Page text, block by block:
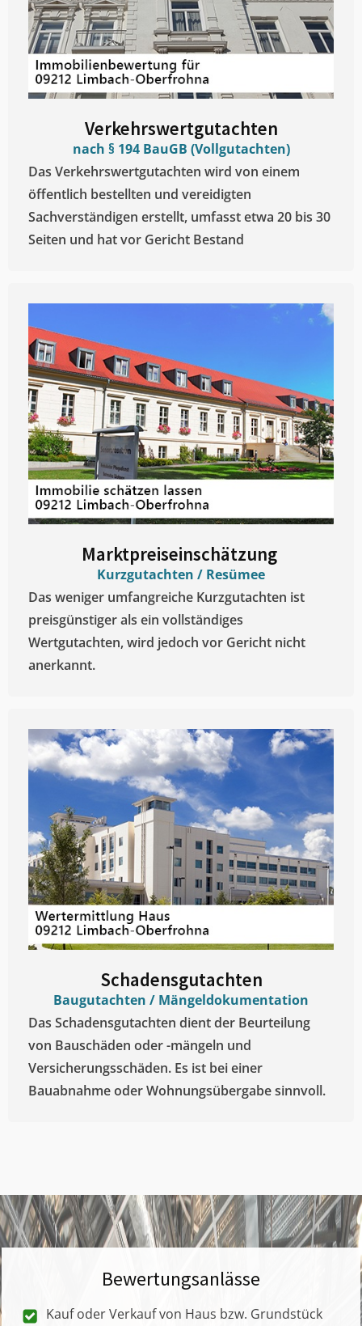
Verkehrswertgutachten
nach § 194 BauGB (Vollgutachten)
Das Verkehrswertgutachten wird von einem
öffentlich bestellten und vereidigten
Sachverständigen erstellt, umfasst etwa 20 bis 30
Seiten und hat vor Gericht Bestand
Marktpreiseinschätzung ​
Kurzgutachten / Resümee
Das weniger umfangreiche Kurzgutachten ist
preisgünstiger als ein vollständiges
Wertgutachten, wird jedoch vor Gericht nicht
anerkannt.
Schadensgutachten
Baugutachten / Mängeldokumentation
Das Schadensgutachten dient der Beurteilung
von Bauschäden oder -mängeln und
Versicherungsschäden. Es ist bei einer
Bauabnahme oder Wohnungsübergabe sinnvoll.
Bewertungsanlässe
Kauf oder Verkauf von Haus bzw. Grundstück